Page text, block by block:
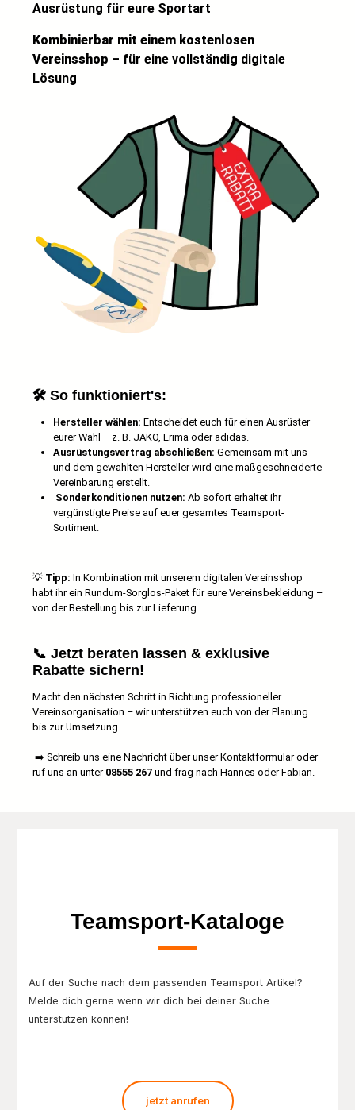
Ausrüstung für eure Sportart
Kombinierbar mit einem kostenlosen
Vereinsshop – für eine vollständig digitale
Lösung
🛠️ So funktioniert's:
Hersteller wählen: Entscheidet euch für einen Ausrüster
eurer Wahl – z. B. JAKO, Erima oder adidas.
Ausrüstungsvertrag abschließen: Gemeinsam mit uns
und dem gewählten Hersteller wird eine maßgeschneiderte
Vereinbarung erstellt.
Sonderkonditionen nutzen: Ab sofort erhaltet ihr
vergünstigte Preise auf euer gesamtes Teamsport-
Sortiment.
💡 Tipp: In Kombination mit unserem digitalen Vereinsshop
habt ihr ein Rundum-Sorglos-Paket für eure Vereinsbekleidung –
von der Bestellung bis zur Lieferung.
📞 Jetzt beraten lassen & exklusive
Rabatte sichern!
Macht den nächsten Schritt in Richtung professioneller
Vereinsorganisation – wir unterstützen euch von der Planung
bis zur Umsetzung.
➡️ Schreib uns eine Nachricht über unser Kontaktformular oder
ruf uns an unter 08555 267 und frag nach Hannes oder Fabian.
Teamsport-Kataloge
Auf der Suche nach dem passenden Teamsport Artikel?
Melde dich gerne wenn wir dich bei deiner Suche
unterstützen können!
jetzt anrufen